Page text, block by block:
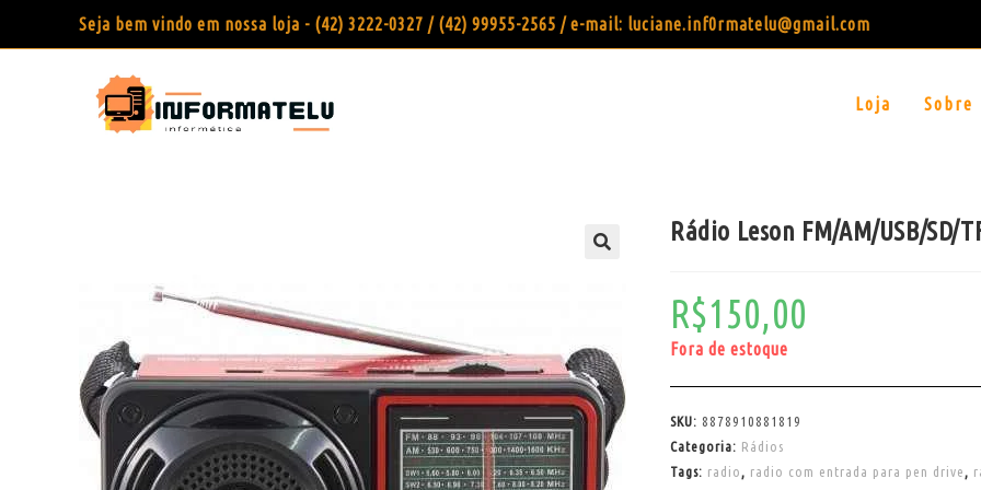
Seja bem vindo em nossa loja - (42) 3222-0327 / (42) 99955-2565 / e-mail: luciane.inf0rmatelu@gmail.com
Loja Sobre
Rádio Leson FM/AM/USB/SD/
R$150,00
Fora de estoque
SKU: 8878910881819
Categoria: Rádios
Tags: radio , radio com entrada para pen drive ,